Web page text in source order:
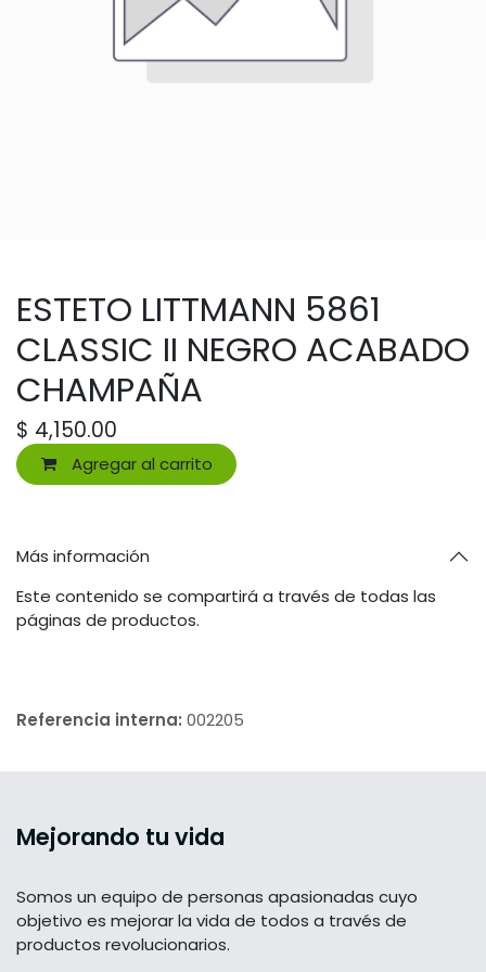
ESTETO LITTMANN 5861
CLASSIC II NEGRO ACABADO
CHAMPAÑA
$ 4,150.00
Agregar al carrito
Más información
Este contenido se compartirá a través de todas las
páginas de productos.
Referencia interna: 002205
Mejorando tu vida
Somos un equipo de personas apasionadas cuyo
objetivo es mejorar la vida de todos a través de
productos revolucionarios.